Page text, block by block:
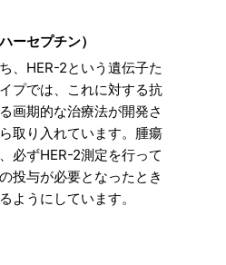
ーセプチン）
、HER-2という遺伝子た
プでは、これに対する抗
画期的な治療法が開発さ
取り入れています。腫瘍
必ずHER-2測定を行って
投与が必要となったとき
ようにしています。